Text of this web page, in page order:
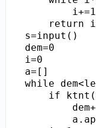
        i+=1
return
s=input()
dem=0
i=0
a=[]
while
if